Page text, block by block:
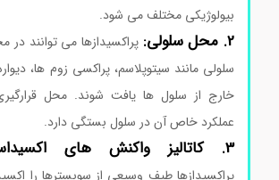
بیولوژیکی مختلف می شود.خرید آنزیم پراکسیداز
پراکسیدازها می توانند در
سلولی مانند سیتوپلاسم، پراکسی زوم ها،
خارج از سلول ها یافت شوند. محل قرارگیری
عملکرد خاص آن در سلول بستگی دارد.
پراکسیدازها طیف وسیعی از سوبسترها را اکسید